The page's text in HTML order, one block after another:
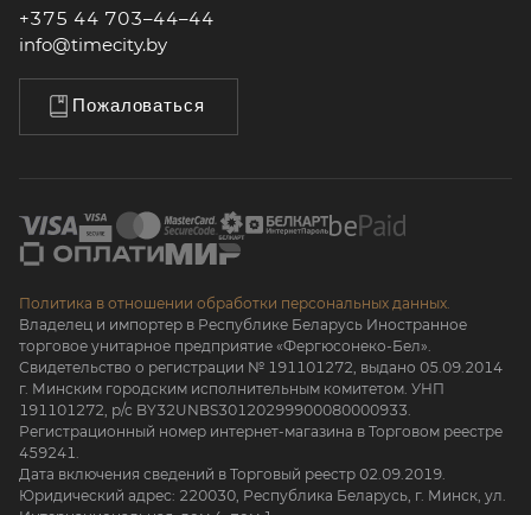
+375 44 703–44–44
info@timecity.by
Пожаловаться
Политика в отношении обработки персональных данных.
Владелец и импортер в Республике Беларусь Иностранное
торговое унитарное предприятие «Фергюсонеко-Бел».
Свидетельство о регистрации № 191101272, выдано 05.09.2014
г. Минским городским исполнительным комитетом. УНП
191101272, р/с BY32UNBS30120299900080000933.
Регистрационный номер интернет-магазина в Торговом реестре
459241.
Дата включения сведений в Торговый реестр 02.09.2019.
Юридический адрес: 220030, Республика Беларусь, г. Минск, ул.